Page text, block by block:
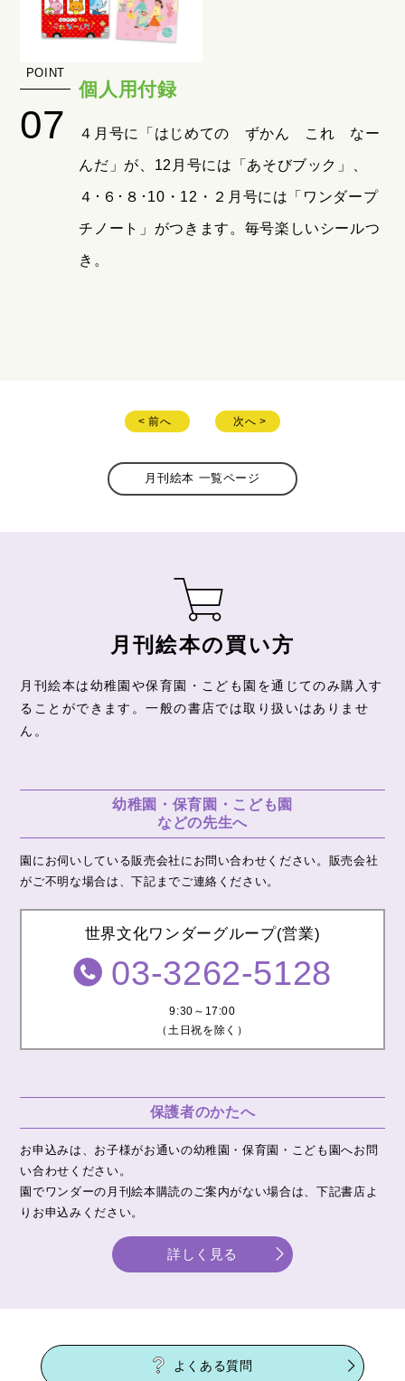
個人用付録
４月号に「はじめての ずかん これ なー
んだ」が、12月号には「あそびブック」、
４･６･８･10・12・２月号には「ワンダープ
チノート」がつきます。毎号楽しいシールつ
き。
< 前へ 次へ >
月刊絵本 一覧ページ
月刊絵本の買い方
月刊絵本は幼稚園や保育園・こども園を通じてのみ購入す
ることができます。一般の書店では取り扱いはありませ
ん。
幼稚園・保育園・こども園
などの先生へ
園にお伺いしている販売会社にお問い合わせください。 販売会社
がご不明な場合は、下記までご連絡ください。
世界文化ワンダーグループ(営業)
03-3262-5128
9:30～17:00
（土日祝を除く）
保護者のかたへ
お申込みは、お子様がお通いの幼稚園・保育園・こども園へお問
い合わせください。
園でワンダーの月刊絵本購読のご案内がない場合は、下記書店よ
りお申込みください。
詳しく見る
よくある質問